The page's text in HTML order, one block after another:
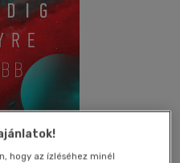
hogy az ízléséhez minél